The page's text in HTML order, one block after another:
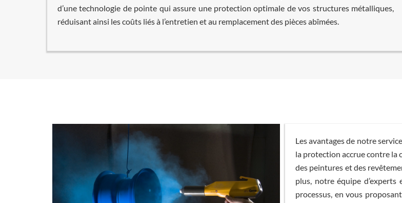
d’une technologie de pointe qui assure une protection optimale de vos structures métalliques,
réduisant ainsi les coûts liés à l’entretien et au remplacement des pièces abîmées.
Les avantages de notre
la protection accrue contre la
des peintures et des
plus, notre équipe
processus, en vous